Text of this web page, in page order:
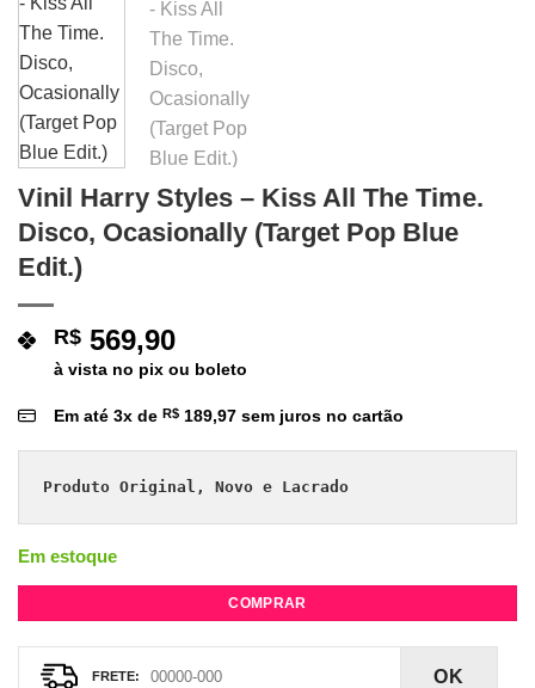
Vinil Harry Styles – Kiss All The Time.
Disco, Ocasionally (Target Pop Blue
Edit.)
R$ 569,90
à vista no pix ou boleto
Em até 3x de R$ 189,97 sem juros no cartão
Produto Original, Novo e Lacrado
Em estoque
COMPRAR
OK